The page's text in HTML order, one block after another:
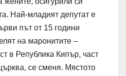
Най-младият депутат е
път от 15 години
на маронитите –
в Република Кипър, част
се сменя. Мястото